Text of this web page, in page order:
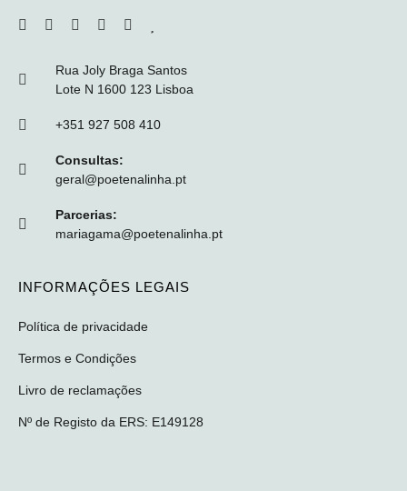
Rua Joly Braga Santos
Lote N 1600 123 Lisboa
+351 927 508 410
Consultas:
geral@poetenalinha.pt
Parcerias:
mariagama@poetenalinha.pt
INFORMAÇÕES LEGAIS
Política de privacidade
Termos e Condições
Livro de reclamações
Nº de Registo da ERS: E149128